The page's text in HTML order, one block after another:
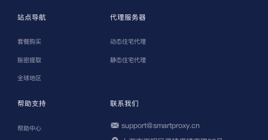
站点导航
套餐购买
账密提取
全球地区
代理服务器
动态住宅代理
静态住宅代理
帮助支持
帮助中心
联系我们
support@smartproxy.cn